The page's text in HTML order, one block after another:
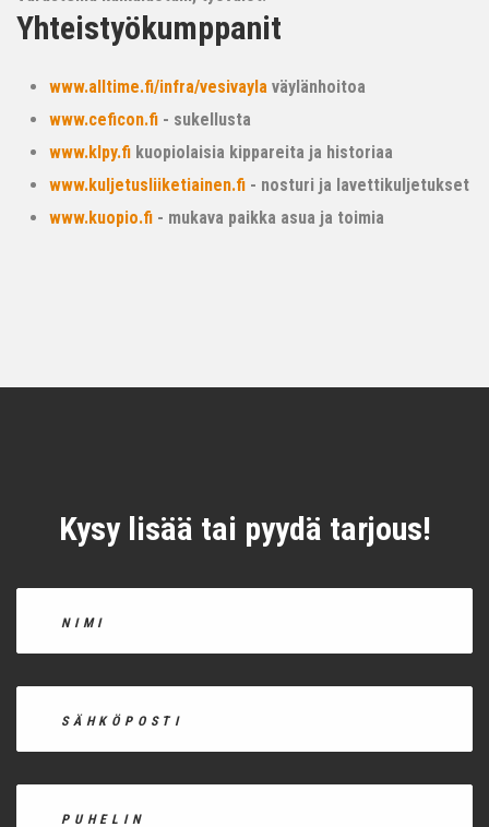
Yhteistyökumppanit
www.alltime.fi/infra/vesivayla väylänhoitoa
www.ceficon.fi - sukellusta
www.klpy.fi kuopiolaisia kippareita ja historiaa
www.kuljetusliiketiainen.fi - nosturi ja lavettikuljetukset
www.kuopio.fi - mukava paikka asua ja toimia
Kysy lisää tai pyydä tarjous!